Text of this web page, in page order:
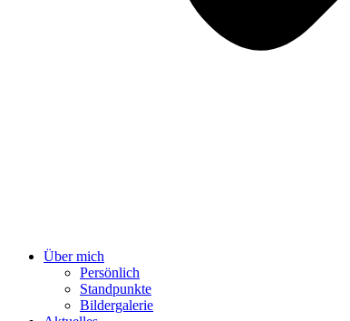
Über mich
Persönlich
Standpunkte
Bildergalerie